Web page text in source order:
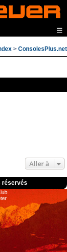
☰
> ConsolesPlus.net
Aller à
réservés